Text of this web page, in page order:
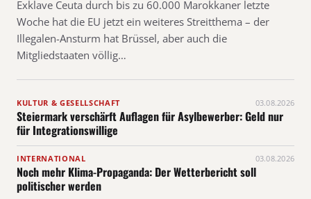
Exklave Ceuta durch bis zu 60.000 Marokkaner letzte
Woche hat die EU jetzt ein weiteres Streitthema – der
Illegalen-Ansturm hat Brüssel, aber auch die
Mitgliedstaaten völlig…
KULTUR & GESELLSCHAFT 03.08.2026
Steiermark verschärft Auflagen für Asylbewerber: Geld nur
für Integrationswillige
INTERNATIONAL 03.08.2026
Noch mehr Klima-Propaganda: Der Wetterbericht soll
politischer werden